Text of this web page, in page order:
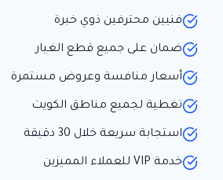
فنيين محترفين ذوي خبرة
ضمان على جميع قطع الغيار
أسعار منافسة وعروض مستمرة
تغطية لجميع مناطق الكويت
استجابة سريعة خلال 30 دقيقة
خدمة VIP للعملاء المميزين